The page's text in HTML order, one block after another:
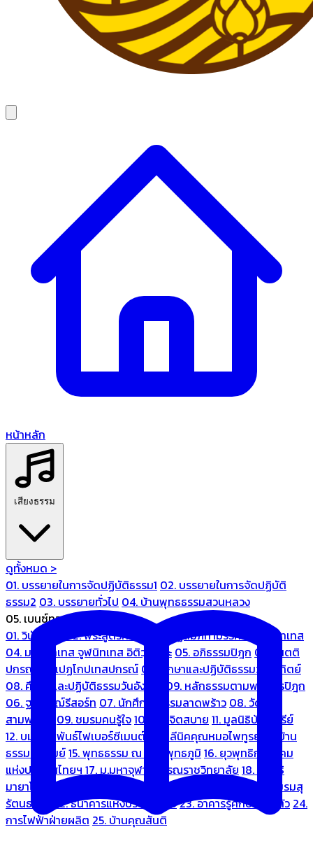
หน้าหลัก
เสียงธรรม
ดูทั้งหมด >
01. บรรยายในการจัดปฏิบัติธรรม1 02. บรรยายในการจัดปฏิบัติ
ธรรม2 03. บรรยายทั่วไป 04. บ้านพุทธธรรมสวนหลวง
05. เบนซ์ทองหล่อ
01. วินัยปิฎก
02. พระสูตรศึกษา
03. ปฏิสัมภิทามรรคและจูฬนิทเทส
04. มหานิทเทส จูฬนิทเทส อิติวุตตกะ 05. อภิธรรมปิฎก 06. เนตติ
ปกรณ์ และเปฏโกปเทสปกรณ์ 07. ศึกษาและปฏิบัติธรรมวันอาทิตย์
08. ศึกษาและปฏิบัติธรรมวันอังคาร
09. หลักธรรมตามพระไตรปิฎก
06. ฐณิชาฌ์รีสอร์ท 07. นักศึกษาธรรมลาดพร้าว 08. วัด
สามพระยา
09. ชมรมคนรู้ใจ10. บ้านจิตสบาย 11. มูลนิธิบ้านอารีย์
12. บมจ.มหพันธ์ไฟเบอร์ซีเมนต์
13. คลีนิคคุณหมอไพทูรย์
14. บ้าน
ธรรมะรื่นรมย์15. พุทธธรรม ณ แดนพุทธภูมิ 16. ยุวพุทธิกสมาคม
แห่งประเทศไทยฯ 17. ม.มหาจุฬาลงกรณราชวิทยาลัย 18. มูลนิธิ
มายาโคตมี
19. ariya wellness center
21. ชมรมสุ
รัตนธรรม
22. ธนาคารแห่งประเทศไทย23. อาคารรู้ศึกษารู้สึกตัว 24.
การไฟฟ้าฝ่ายผลิต 25. บ้านคุณสันติ